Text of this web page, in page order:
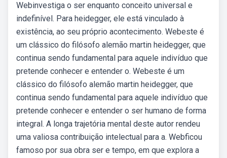
Webinvestiga o ser enquanto conceito universal e
indefinível. Para heidegger, ele está vinculado à
existência, ao seu próprio acontecimento. Webeste é
um clássico do filósofo alemão martin heidegger, que
continua sendo fundamental para aquele indivíduo que
pretende conhecer e entender o. Webeste é um
clássico do filósofo alemão martin heidegger, que
continua sendo fundamental para aquele indivíduo que
pretende conhecer e entender o ser humano de forma
integral. A longa trajetória mental deste autor rendeu
uma valiosa contribuição intelectual para a. Webficou
famoso por sua obra ser e tempo, em que explora a